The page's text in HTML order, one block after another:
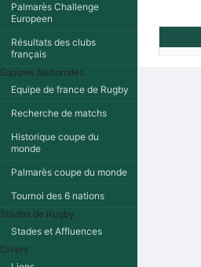
Palmarès Challenge
Europeen
Résultats des clubs
français
Equipes Nationales
Equipe de france de Rugby
Recherche de matchs
Historique coupe du
monde
Palmarès coupe du monde
Tournoi des 6 nations
Stades de Rugby
Stades et Affluences
Divers